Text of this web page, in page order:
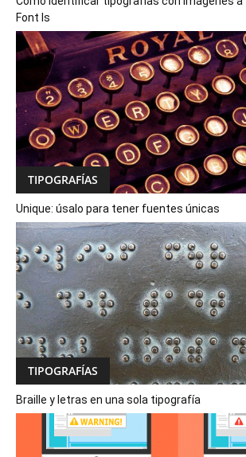
Font Is
TIPOGRAFÍAS
Unique: úsalo para tener fuentes únicas
TIPOGRAFÍAS
Braille y letras en una sola tipografía